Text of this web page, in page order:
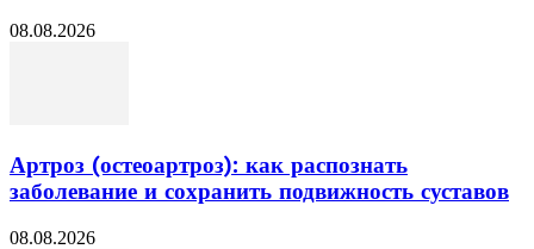
08.08.2026
Артроз (остеоартроз): как распознать
заболевание и сохранить подвижность суставов
08.08.2026